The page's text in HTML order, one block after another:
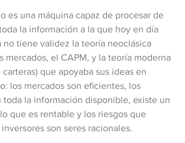
es una máquina capaz de procesar de
la información a la que hoy en día
no tiene validez la teoría neoclásica
mercados, el CAPM, y la teoría moderna
que apoyaba sus ideas en
los mercados son eficientes, los
toda la información disponible, existe un
que es rentable y los riesgos que
son seres racionales.